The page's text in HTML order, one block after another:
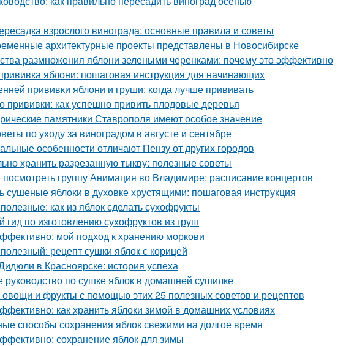
взрослого винограда: основные правила и советы
архитектурные проекты представлены в Новосибирске
размножения яблони зелеными черенками: почему это эффективно
яблони: пошаговая инструкция для начинающих
прививки яблони и груши: когда лучше прививать
прививки: как успешно привить плодовые деревья
памятники Ставрополя имеют особое значение
по уходу за виноградом в августе и сентябре
особенности отличают Пензу от других городов
хранить разрезанную тыкву: полезные советы
посмотреть группу Анимация во Владимире: расписание концертов
сушеные яблоки в духовке хрустящими: пошаговая инструкция
как из яблок сделать сухофрукты
по изготовлению сухофруктов из груш
мой подход к хранению моркови
рецепт сушки яблок с корицей
в Красноярске: история успеха
руководство по сушке яблок в домашней сушилке
и фрукты с помощью этих 25 полезных советов и рецептов
как хранить яблоки зимой в домашних условиях
способы сохранения яблок свежими на долгое время
сохранение яблок для зимы